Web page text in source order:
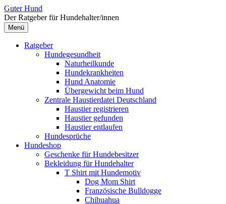
Zum
Inhalt
überspringen
Guter Hund
Der Ratgeber für Hundehalter/innen
Menü
Ratgeber
Hundegesundheit
Naturheilkunde
Hundekrankheiten
Hund Anatomie
Übergewicht beim Hund
Zentrale Haustierdatei Deutschland
Haustier registrieren
Haustier gefunden
Haustier entlaufen
Hundesprüche
Hundeshop
Geschenke für Hundebesitzer
Bekleidung für Hundehalter
T Shirt mit Hundemotiv
Dog Mom Shirt
Französische Bulldogge
Chihuahua